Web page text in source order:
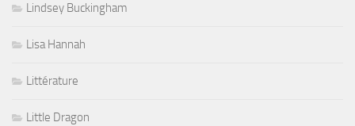
Lindsey Buckingham
Lisa Hannah
Littérature
Little Dragon